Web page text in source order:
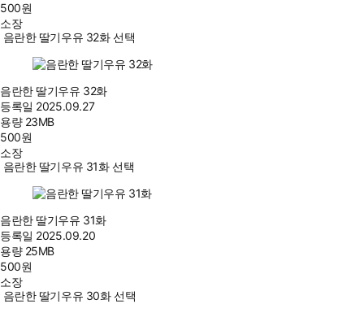
500원
소장
음란한 딸기우유 32화 선택
음란한 딸기우유 32화
등록일 2025.09.27
용량 23MB
500원
소장
음란한 딸기우유 31화 선택
음란한 딸기우유 31화
등록일 2025.09.20
용량 25MB
500원
소장
음란한 딸기우유 30화 선택